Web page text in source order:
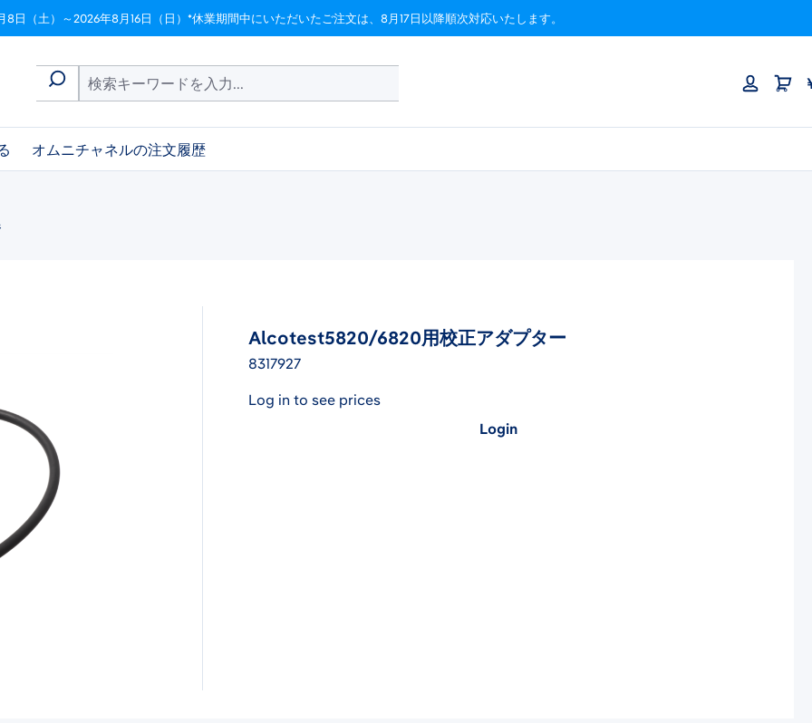
日（土）～2026年8月16日（日）*休業期間中にいただいたご注文は、8月17日以降順次対応いたします。
オムニチャネルの注文履歴
Alcotest5820/6820用校正アダプター
8317927
Log in to see prices
Login